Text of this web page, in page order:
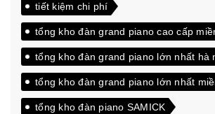
tiết kiệm chi phí
tổng kho đàn grand piano cao cấp
tổng kho đàn grand piano lớn nhất hà
tổng kho đàn grand piano lớn nhất
tổng kho đàn piano SAMICK